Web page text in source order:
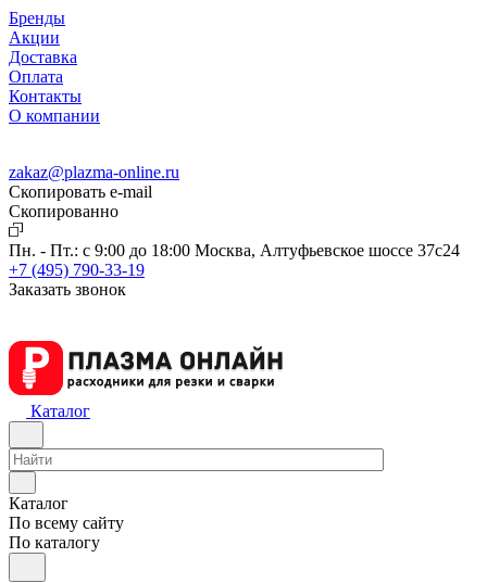
Бренды
Акции
Доставка
Оплата
Контакты
О компании
zakaz@plazma-online.ru
Скопировать e-mail
Cкопированно
Пн. - Пт.: с 9:00 до 18:00 Москва, Алтуфьевское шоссе 37с24
+7 (495) 790-33-19
Заказать звонок
Каталог
Каталог
По всему сайту
По каталогу